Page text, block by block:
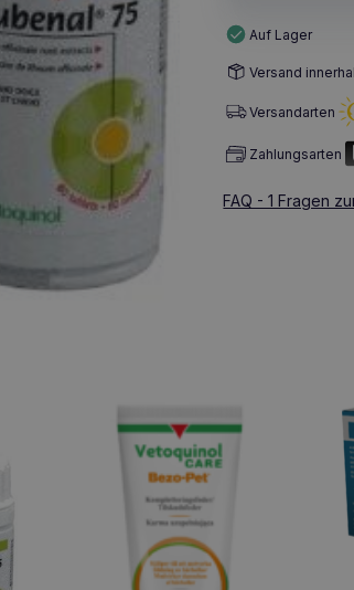
Auf Lager
Versand
Versandarten
Zahlungsarten
FAQ - 1 Fragen